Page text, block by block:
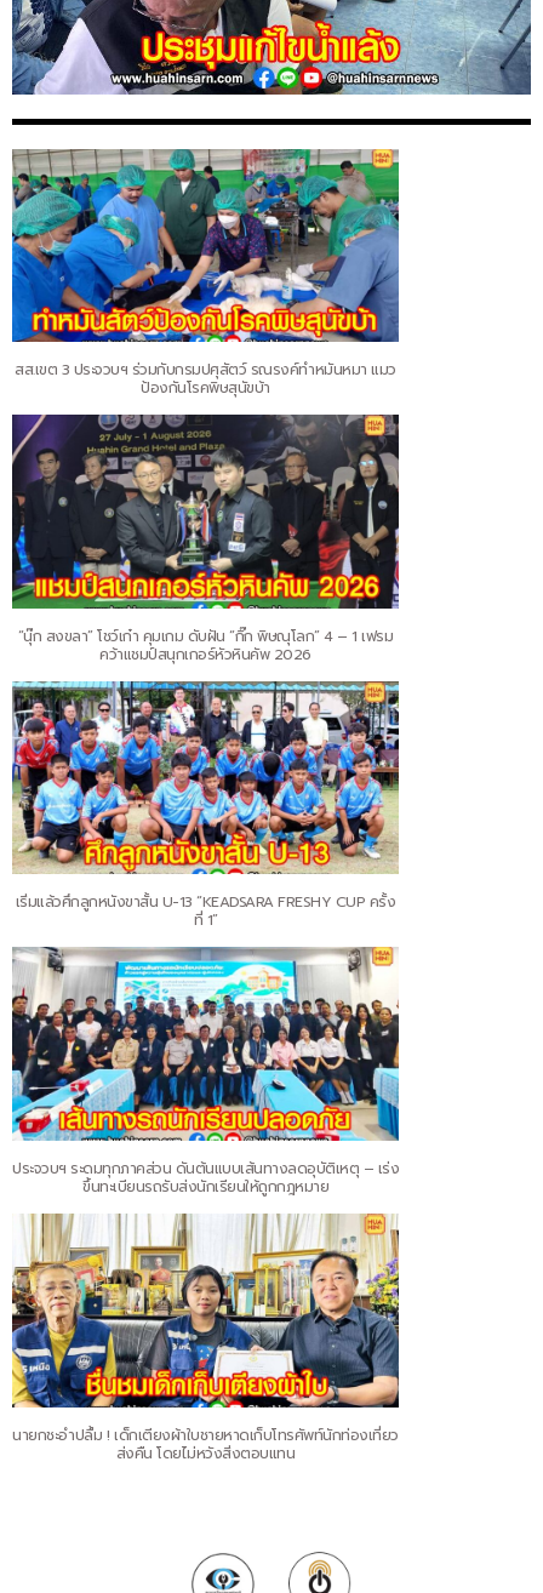
สส.เขต 3 ประจวบฯ ร่วมกับกรมปศุสัตว์ รณรงค์ทำหมันหมา แมว
ป้องกันโรคพิษสุนัขบ้า
“นุ๊ก สงขลา” โชว์เก๋า คุมเกม ดับฝัน “กิ๊ก พิษณุโลก” 4 – 1 เฟรม
คว้าแชมป์สนุกเกอร์หัวหินคัพ 2026
เริ่มแล้วศึกลูกหนังขาสั้น U-13 “KEADSARA FRESHY CUP ครั้ง
ที่ 1”
ประจวบฯ ระดมทุกภาคส่วน ดันต้นแบบเส้นทางลดอุบัติเหตุ – เร่ง
ขึ้นทะเบียนรถรับส่งนักเรียนให้ถูกกฎหมาย
นายกชะอำปลื้ม ! เด็กเตียงผ้าใบชายหาดเก็บโทรศัพท์นักท่องเที่ยว
ส่งคืน โดยไม่หวังสิ่งตอบแทน